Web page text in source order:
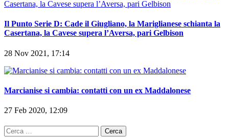
Il Punto Serie D: Cade il Giugliano, la Mariglianese schianta la
Casertana, la Cavese supera l’Aversa, pari Gelbison
28 Nov 2021, 17:14
Marcianise si cambia: contatti con un ex Maddalonese
27 Feb 2020, 12:09
Ricerca